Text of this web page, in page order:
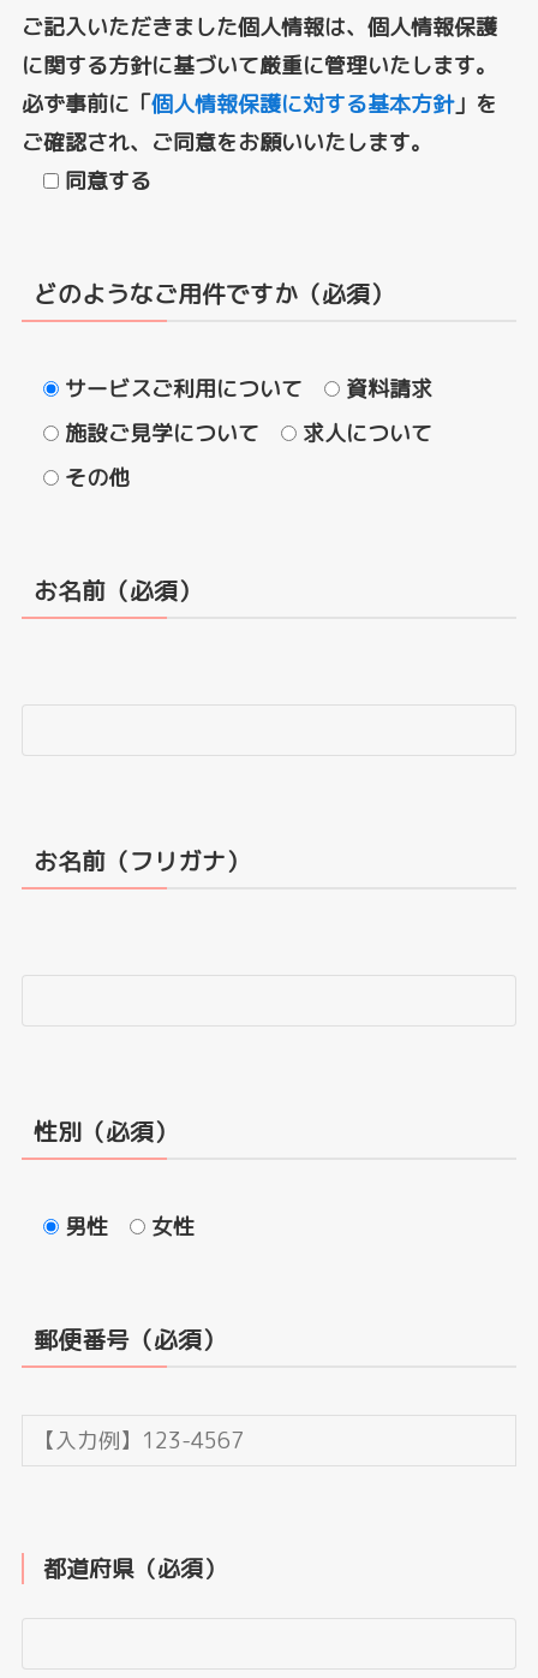
ご記入いただきました個人情報は、個人情報保護
に関する方針に基づいて厳重に管理いたします。
必ず事前に「個人情報保護に対する基本方針」を
ご確認され、ご同意をお願いいたします。
同意する
どのようなご用件ですか（必須）
サービスご利用について
資料請求
施設ご見学について
求人について
その他
お名前（必須）
お名前（フリガナ）
性別（必須）
男性 女性
郵便番号（必須）
都道府県（必須）